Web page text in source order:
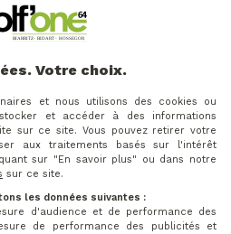
-15% Prix 221 €
Prix ​​habituel
260 €
Votre choix.
et nous utilisons des cookies ou
et accéder à des informations
sur ce site. Vous pouvez retirer votre
aux traitements basés sur l'intérêt
sur "En savoir plus" ou dans notre
sur ce site.
les données suivantes :
d'audience et de performance des
de performance des publicités et